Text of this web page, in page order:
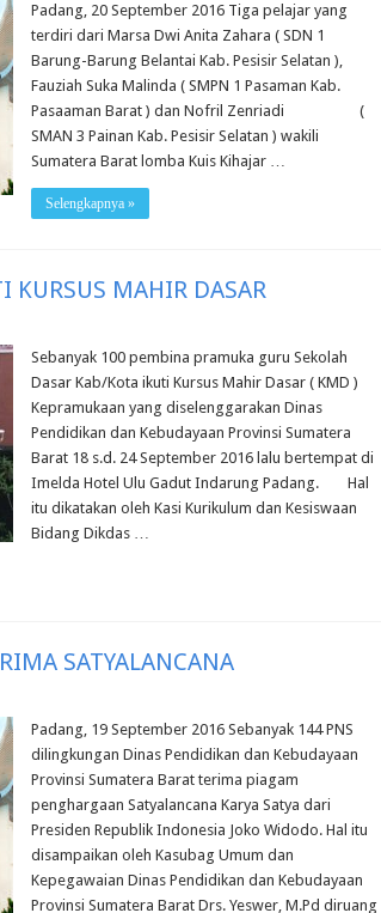
Padang, 20 September 2016 Tiga pelajar yang
terdiri dari Marsa Dwi Anita Zahara ( SDN 1
Barung-Barung Belantai Kab. Pesisir Selatan ),
Fauziah Suka Malinda ( SMPN 1 Pasaman Kab.
Pasaaman Barat ) dan Nofril Zenriadi (
SMAN 3 Painan Kab. Pesisir Selatan ) wakili
Sumatera Barat lomba Kuis Kihajar …
Selengkapnya »
KURSUS MAHIR DASAR
Sebanyak 100 pembina pramuka guru Sekolah
Dasar Kab/Kota ikuti Kursus Mahir Dasar ( KMD )
Kepramukaan yang diselenggarakan Dinas
Pendidikan dan Kebudayaan Provinsi Sumatera
Barat 18 s.d. 24 September 2016 lalu bertempat di
Imelda Hotel Ulu Gadut Indarung Padang. Hal
itu dikatakan oleh Kasi Kurikulum dan Kesiswaan
Bidang Dikdas …
SATYALANCANA
Padang, 19 September 2016 Sebanyak 144 PNS
dilingkungan Dinas Pendidikan dan Kebudayaan
Provinsi Sumatera Barat terima piagam
penghargaan Satyalancana Karya Satya dari
Presiden Republik Indonesia Joko Widodo. Hal itu
disampaikan oleh Kasubag Umum dan
Kepegawaian Dinas Pendidikan dan Kebudayaan
Provinsi Sumatera Barat Drs. Yeswer, M.Pd diruang